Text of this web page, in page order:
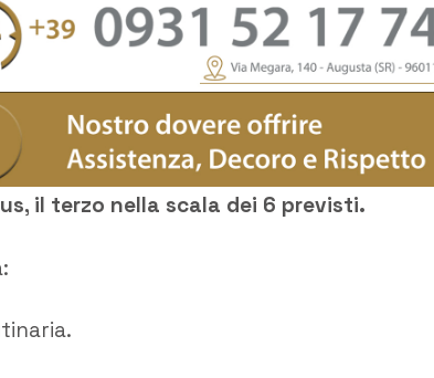
il terzo nella scala dei 6 previsti.